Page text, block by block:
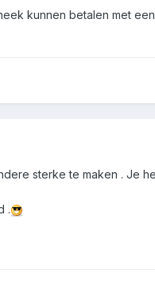
kunnen betalen met
sterke te maken . Je
.